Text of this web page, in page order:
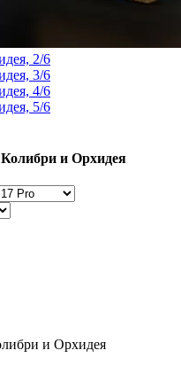
Колибри и Орхидея